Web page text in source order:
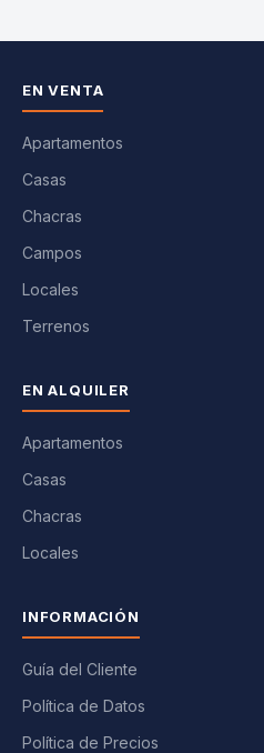
EN VENTA
Apartamentos
Casas
Chacras
Campos
Locales
Terrenos
EN ALQUILER
Apartamentos
Casas
Chacras
Locales
INFORMACIÓN
Guía del Cliente
Política de Datos
Política de Precios